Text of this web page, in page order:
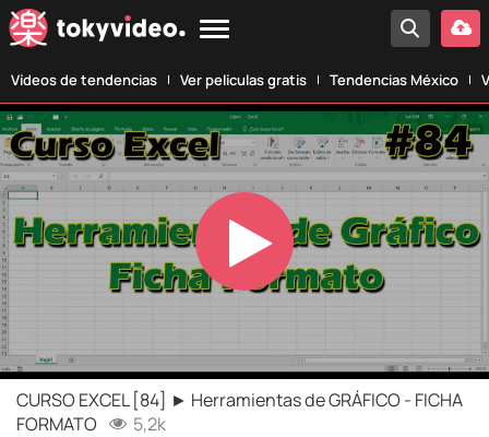
Vídeos de tendencias Ver películas gratis Tendencias México
Play
Video
CURSO EXCEL [84] ► Herramientas de GRÁFICO - FICHA
FORMATO
5,2k